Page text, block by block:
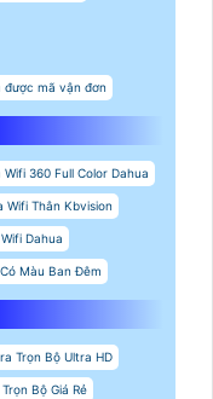
được mã vận đơn
Wifi 360 Full Color Dahua
Wifi Thân Kbvision
Dahua
Màu Ban Đêm
Trọn Bộ Ultra HD
Bộ Giá Rẻ